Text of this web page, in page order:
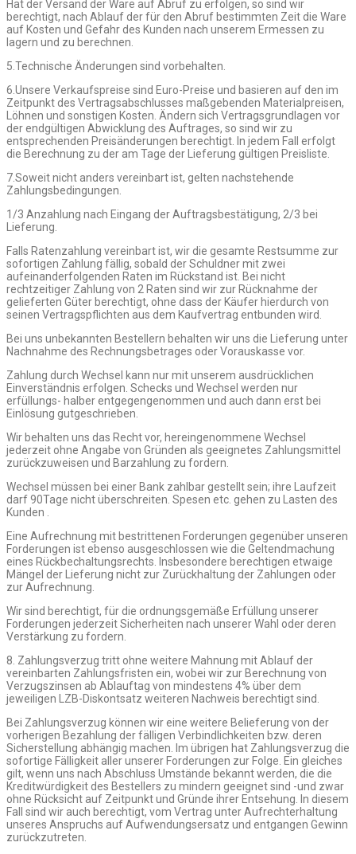
Hat der Versand der Ware auf Abruf zu erfolgen, so sind wir
berechtigt, nach Ablauf der für den Abruf bestimmten Zeit die Ware
auf Kosten und Gefahr des Kunden nach unserem Ermessen zu
lagern und zu berechnen.
5.Technische Änderungen sind vorbehalten.
6.Unsere Verkaufspreise sind Euro-Preise und basieren auf den im
Zeitpunkt des Vertragsabschlusses maßgebenden Materialpreisen,
Löhnen und sonstigen Kosten. Ändern sich Vertragsgrundlagen vor
der endgültigen Abwicklung des Auftrages, so sind wir zu
entsprechenden Preisänderungen berechtigt. In jedem Fall erfolgt
die Berechnung zu der am Tage der Lieferung gültigen Preisliste.
7.Soweit nicht anders vereinbart ist, gelten nachstehende
Zahlungsbedingungen.
1/3 Anzahlung nach Eingang der Auftragsbestätigung, 2/3 bei
Lieferung.
Falls Ratenzahlung vereinbart ist, wir die gesamte Restsumme zur
sofortigen Zahlung fällig, sobald der Schuldner mit zwei
aufeinanderfolgenden Raten im Rückstand ist. Bei nicht
rechtzeitiger Zahlung von 2 Raten sind wir zur Rücknahme der
gelieferten Güter berechtigt, ohne dass der Käufer hierdurch von
seinen Vertragspflichten aus dem Kaufvertrag entbunden wird.
Bei uns unbekannten Bestellern behalten wir uns die Lieferung unter
Nachnahme des Rechnungsbetrages oder Vorauskasse vor.
Zahlung durch Wechsel kann nur mit unserem ausdrücklichen
Einverständnis erfolgen. Schecks und Wechsel werden nur
erfüllungs- halber entgegengenommen und auch dann erst bei
Einlösung gutgeschrieben.
Wir behalten uns das Recht vor, hereingenommene Wechsel
jederzeit ohne Angabe von Gründen als geeignetes Zahlungsmittel
zurückzuweisen und Barzahlung zu fordern.
Wechsel müssen bei einer Bank zahlbar gestellt sein; ihre Laufzeit
darf 90Tage nicht überschreiten. Spesen etc. gehen zu Lasten des
Kunden .
Eine Aufrechnung mit bestrittenen Forderungen gegenüber unseren
Forderungen ist ebenso ausgeschlossen wie die Geltendmachung
eines Rückbechaltungsrechts. Insbesondere berechtigen etwaige
Mängel der Lieferung nicht zur Zurückhaltung der Zahlungen oder
zur Aufrechnung.
Wir sind berechtigt, für die ordnungsgemäße Erfüllung unserer
Forderungen jederzeit Sicherheiten nach unserer Wahl oder deren
Verstärkung zu fordern.
8. Zahlungsverzug tritt ohne weitere Mahnung mit Ablauf der
vereinbarten Zahlungsfristen ein, wobei wir zur Berechnung von
Verzugszinsen ab Ablauftag von mindestens 4% über dem
jeweiligen LZB-Diskontsatz weiteren Nachweis berechtigt sind.
Bei Zahlungsverzug können wir eine weitere Belieferung von der
vorherigen Bezahlung der fälligen Verbindlichkeiten bzw. deren
Sicherstellung abhängig machen. Im übrigen hat Zahlungsverzug die
sofortige Fälligkeit aller unserer Forderungen zur Folge. Ein gleiches
gilt, wenn uns nach Abschluss Umstände bekannt werden, die die
Kreditwürdigkeit des Bestellers zu mindern geeignet sind -und zwar
ohne Rücksicht auf Zeitpunkt und Gründe ihrer Entsehung. In diesem
Fall sind wir auch berechtigt, vom Vertrag unter Aufrechterhaltung
unseres Anspruchs auf Aufwendungsersatz und entgangen Gewinn
zurückzutreten.